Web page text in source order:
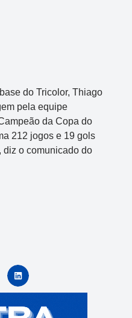
do Tricolor, Thiago
pela equipe
da Copa do
212 jogos e 19 gols
diz o comunicado do